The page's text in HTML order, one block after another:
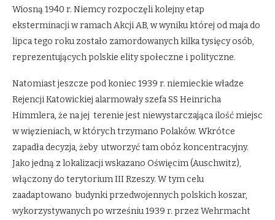
Wiosną 1940 r. Niemcy rozpoczęli kolejny etap
eksterminacji w ramach Akcji AB, w wyniku której od maja do
lipca tego roku zostało zamordowanych kilka tysięcy osób,
reprezentujących polskie elity społeczne i polityczne.
Natomiast jeszcze pod koniec 1939 r. niemieckie władze
Rejencji Katowickiej alarmowały szefa SS Heinricha
Himmlera, że na jej terenie jest niewystarczająca ilość miejsc
w więzieniach, w których trzymano Polaków. Wkrótce
zapadła decyzja, żeby utworzyć tam obóz koncentracyjny.
Jako jedną z lokalizacji wskazano Oświęcim (Auschwitz),
włączony do terytorium III Rzeszy. W tym celu
zaadaptowano budynki przedwojennych polskich koszar,
wykorzystywanych po wrześniu 1939 r. przez Wehrmacht